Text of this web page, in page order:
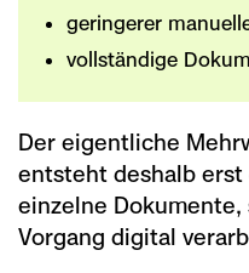
geringerer
vollständige
Der eigentliche
entsteht deshalb
einzelne
Vorgang digital